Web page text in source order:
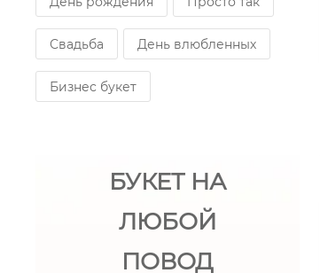
Свадьба День влюбленных
Бизнес букет
БУКЕТ НА
ЛЮБОЙ
ПОВОД